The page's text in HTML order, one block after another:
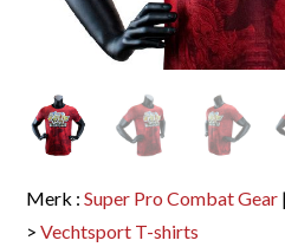
Merk :Super Pro Combat Gear
>Vechtsport T-shirts